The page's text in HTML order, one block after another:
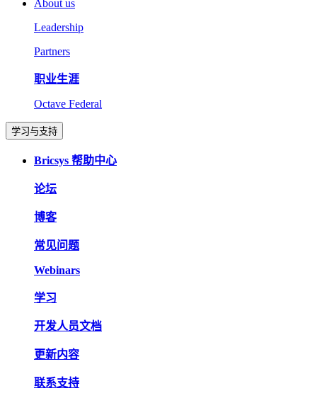
About us
Leadership
Partners
职业生涯
Octave Federal
学习与支持
Bricsys 帮助中心
论坛
博客
常见问题
Webinars
学习
开发人员文档
更新内容
联系支持